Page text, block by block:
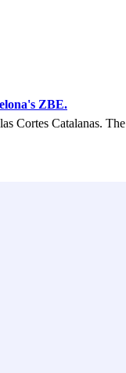
ZBE.
Cortes Catalanas. The